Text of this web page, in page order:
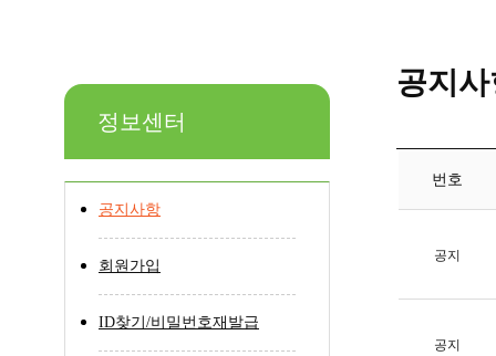
정보센터
공지사항
회원가입
ID찾기/비밀번호재발급
공지
번호
공지
공지